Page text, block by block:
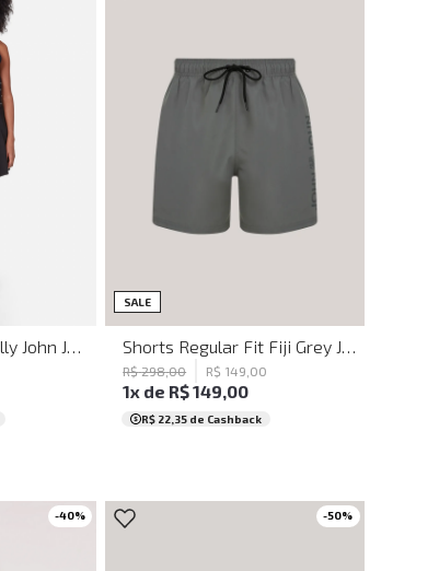
Ampla
SALE
R$ 298,00 R$ 149 00
1x de R$149,00
R$ 22,35 de Cashback
-40% -50%